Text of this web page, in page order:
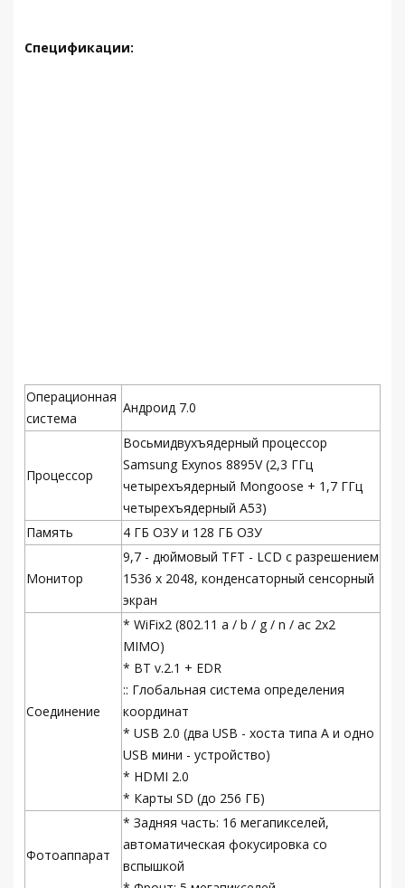
Спецификации:
Операционная
система
Андроид 7.0
Процессор
Восьмидвухъядерный процессор
Samsung Exynos 8895V (2,3 ГГц
четырехъядерный Mongoose + 1,7 ГГц
четырехъядерный A53)
Память
4 ГБ ОЗУ и 128 ГБ ОЗУ
Монитор
9,7 - дюймовый TFT - LCD с разрешением
1536 x 2048, конденсаторный сенсорный
экран
Соединение
* WiFix2 (802.11 a / b / g / n / ac 2x2
MIMO)
* BT v.2.1 + EDR
:: Глобальная система определения
координат
* USB 2.0 (два USB - хоста типа A и одно
USB мини - устройство)
* HDMI 2.0
* Карты SD (до 256 ГБ)
Фотоаппарат
* Задняя часть: 16 мегапикселей,
автоматическая фокусировка со
вспышкой